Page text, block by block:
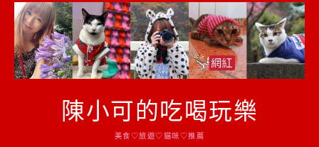
陳小可的吃喝玩樂
美食♡旅遊♡貓咪♡推薦